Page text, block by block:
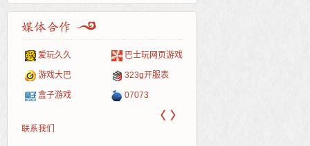
爱玩久久 巴士玩网页游戏
游戏大巴 323g开服表
盒子游戏 07073
〈 〉
联系我们